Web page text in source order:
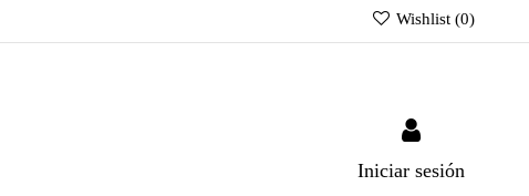
Wishlist (0)
Iniciar sesión